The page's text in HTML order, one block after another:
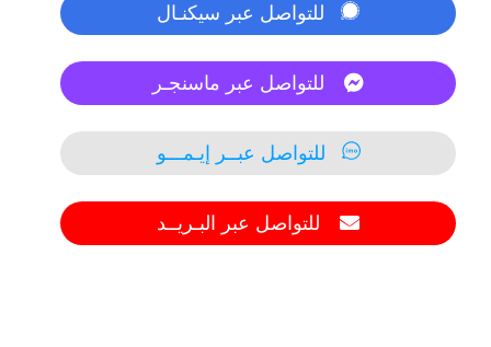
للتواصل عبر سيكنـال
للتواصل عبر ماسنجـر
للتواصل عبــر إيـمـــو
للتواصل عبر البـريــد